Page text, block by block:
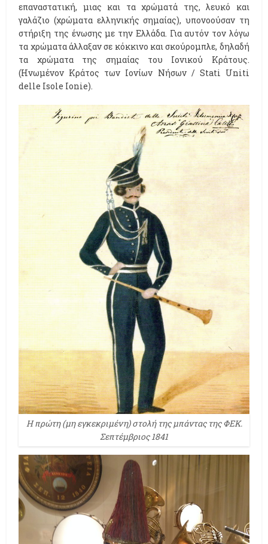
επαναστατική, μιας και τα χρώματά της, λευκό και
γαλάζιο (χρώματα ελληνικής σημαίας), υπονοούσαν τη
στήριξη της ένωσης με την Ελλάδα. Για αυτόν τον λόγω
τα χρώματα άλλαξαν σε κόκκινο και σκούρομπλε, δηλαδή
τα χρώματα της σημαίας του Ιονικού Κράτους.
(Ηνωμένον Κράτος των Ιονίων Νήσων / Stati Uniti
delle Isole Ionie).
Η πρώτη (μη εγκεκριμένη) στολή της μπάντας της ΦΕΚ.
Σεπτέμβριος 1841